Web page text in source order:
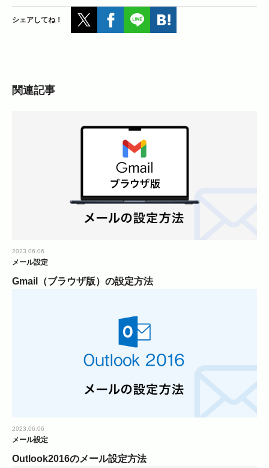
シェアしてね！
関連記事
2023.06.06
メール設定
Gmail（ブラウザ版）の設定方法
2023.06.06
メール設定
Outlook2016のメール設定方法